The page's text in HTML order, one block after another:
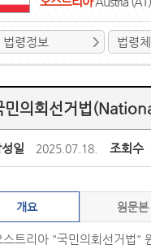
법령정보 법령
민의회선거법
일 2025.07.18. 조회수
개요 원문본
스트리아 "국민의회선거법"